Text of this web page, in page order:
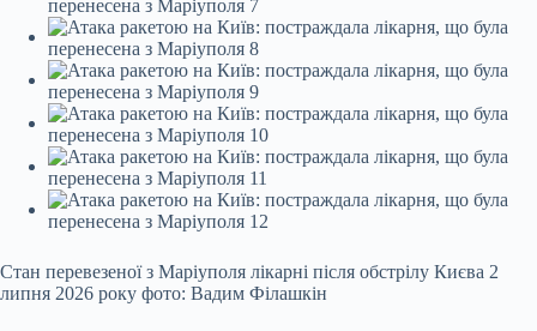
Стан перевезеної з Маріуполя лікарні після обстрілу Києва 2
липня 2026 року фото: Вадим Філашкін